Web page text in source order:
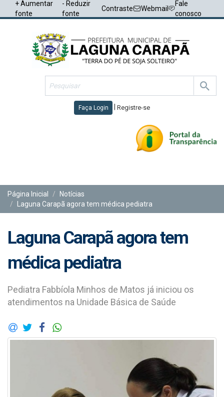
+ Aumentar
fonte
- Reduzir
fonte
Contraste Webmail
Fale
conosco
Faça Login Registre-se
Página Inicial
Notícias
Laguna Carapã agora tem médica pediatra
Laguna Carapã agora tem
médica pediatra
Pediatra Fabbíola Minhos de Matos já iniciou os
atendimentos na Unidade Básica de Saúde